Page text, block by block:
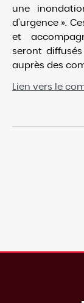
Agenda des
Journal
une
d’urgence ».
et
seront
auprès des
Lien vers le